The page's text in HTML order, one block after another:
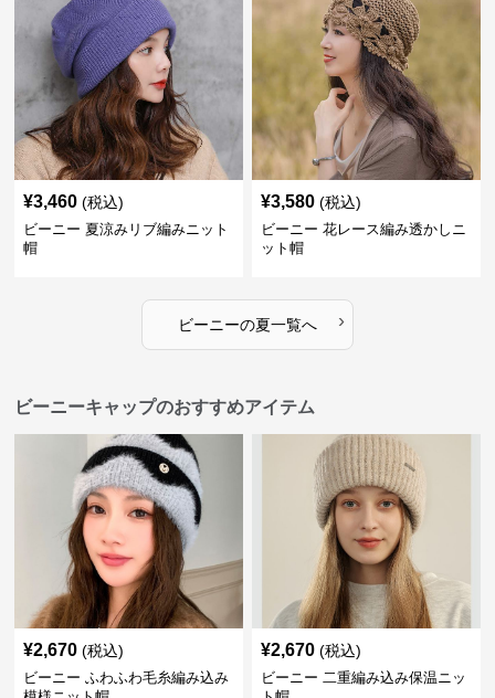
¥3,460 (税込)
ビーニー 夏涼みリブ編みニット
帽
¥3,580 (税込)
ビーニー 花レース編み透かしニ
ット帽
ビーニーの夏一覧へ ›
ビーニーキャップのおすすめアイテム
¥2,670 (税込)
ビーニー ふわふわ毛糸編み込み
¥2,670 (税込)
ビーニー 二重編み込み保温ニッ